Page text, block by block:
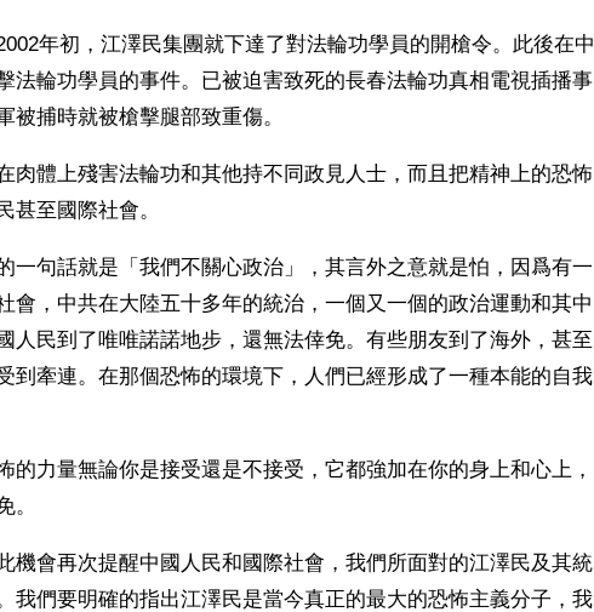
年初，江澤民集團就下達了對法輪功學員的開槍令。此後在中
法輪功學員的事件。已被迫害致死的長春法輪功真相電視插播事
被捕時就被槍擊腿部致重傷。
肉體上殘害法輪功和其他持不同政見人士，而且把精神上的恐怖
甚至國際社會。
一句話就是「我們不關心政治」，其言外之意就是怕，因爲有一
會，中共在大陸五十多年的統治，一個又一個的政治運動和其中
人民到了唯唯諾諾地步，還無法倖免。有些朋友到了海外，甚至
到牽連。在那個恐怖的環境下，人們已經形成了一種本能的自我
的力量無論你是接受還是不接受，它都強加在你的身上和心上，
。
機會再次提醒中國人民和國際社會，我們所面對的江澤民及其統
我們要明確的指出江澤民是當今真正的最大的恐怖主義分子，我